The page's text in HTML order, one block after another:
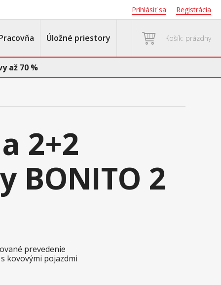
Prihlásiť sa Registrácia
Úložné priestory Košík: prázdny
až 70 %
2+2
BONITO 2
prevedenie
kovovými pojazdmi